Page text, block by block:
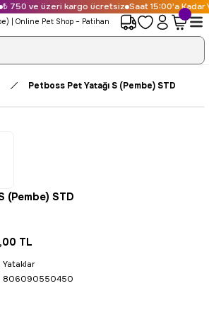
750 ve üzeri kargo ücretsiz Saat 15:00'a Kadar
Petboss Pet Yatağı S (Pembe) STD
(Pembe) STD
TL
Yataklar
806090550450